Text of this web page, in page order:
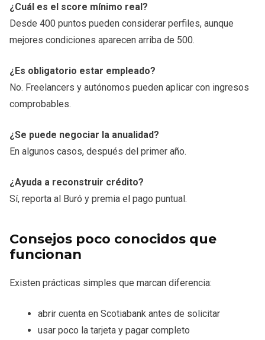
¿Cuál es el score mínimo real?
Desde 400 puntos pueden considerar perfiles, aunque
mejores condiciones aparecen arriba de 500.
¿Es obligatorio estar empleado?
No. Freelancers y autónomos pueden aplicar con ingresos
comprobables.
¿Se puede negociar la anualidad?
En algunos casos, después del primer año.
¿Ayuda a reconstruir crédito?
Sí, reporta al Buró y premia el pago puntual.
Consejos poco conocidos que
funcionan
Existen prácticas simples que marcan diferencia:
abrir cuenta en Scotiabank antes de solicitar
usar poco la tarjeta y pagar completo